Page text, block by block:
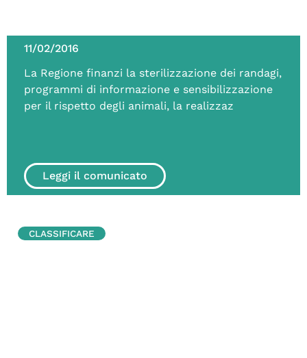
11/02/2016
La Regione finanzi la sterilizzazione dei randagi,
programmi di informazione e sensibilizzazione
per il rispetto degli animali, la realizzaz
Leggi il comunicato
CLASSIFICARE